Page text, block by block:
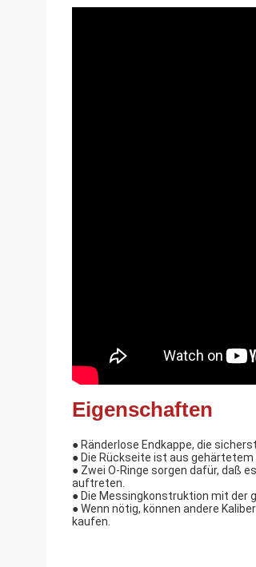
Eigenschaften
● Ränderlose Endkappe, die
● Die Rückseite ist aus
● Zwei O-Ringe sorgen dafür, daß
auftreten.
● Die Messingkonstruktion mit der
● Wenn nötig, können andere
kaufen.